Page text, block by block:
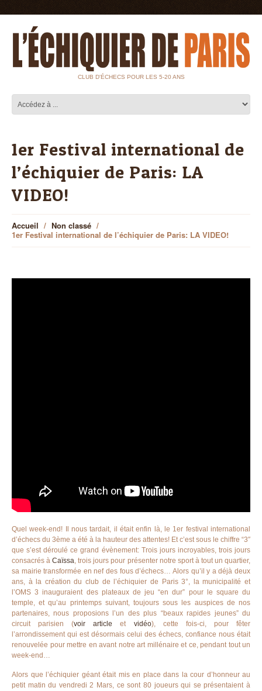
CLUB D'ÉCHECS POUR LES 5-20 ANS
1er Festival international de
l’échiquier de Paris: LA
VIDEO!
Accueil
Non classé
1er Festival international de l’échiquier de Paris: LA VIDEO!
Quel week-end! Il nous tardait, il était enfin là, le 1er festival international
d’échecs du 3ème a été à la hauteur des attentes! Et c’est sous le chiffre “3″
que s’est déroulé ce grand évènement: Trois jours incroyables, trois jours
consacrés àCaïssa, trois jours pour présenter notre sport à tout un quartier,
sa mairie transformée en nef des fous d’échecs… Alors qu’il y a déjà deux
ans, à la création du club de l’échiquier de Paris 3°, la municipalité et
l’OMS 3 inauguraient des plateaux de jeu “en dur” pour le square du
temple, et qu’au printemps suivant, toujours sous les auspices de nos
partenaires, nous proposions l’un des plus “beaux rapides jeunes” du
circuit parisien (voir article et vidéo), cette fois-ci, pour fêter
l’arrondissement qui est désormais celui des échecs, confiance nous était
renouvelée pour mettre en avant notre art millénaire et ce, pendant tout un
week-end…
Alors que l’échiquier géant était mis en place dans la cour d’honneur au
petit matin du vendredi 2 Mars, ce sont 80 joueurs qui se présentaient à